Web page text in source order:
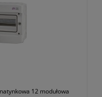
12 modułowa